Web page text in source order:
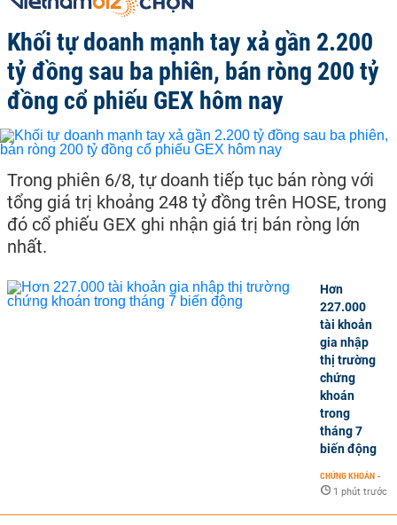
Khối tự doanh mạnh tay xả gần 2.200
tỷ đồng sau ba phiên, bán ròng 200 tỷ
đồng cổ phiếu GEX hôm nay
Trong phiên 6/8, tự doanh tiếp tục bán ròng với
tổng giá trị khoảng 248 tỷ đồng trên HOSE, trong
đó cổ phiếu GEX ghi nhận giá trị bán ròng lớn
nhất.
Hơn
227.000
tài khoản
gia nhập
thị trường
chứng
khoán
trong
tháng 7
biến động
CHỨNG KHOÁN -
1 phút trước